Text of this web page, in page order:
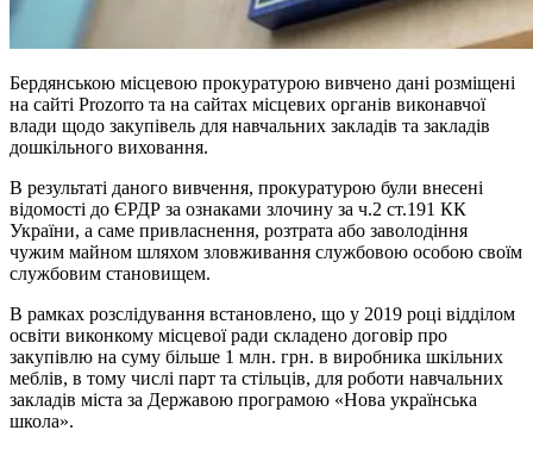
Бердянською місцевою прокуратурою вивчено дані розміщені
на сайті Prozorro та на сайтах місцевих органів виконавчої
влади щодо закупівель для навчальних закладів та закладів
дошкільного виховання.
В результаті даного вивчення, прокуратурою були внесені
відомості до ЄРДР за ознаками злочину за ч.2 ст.191 КК
України, а саме привласнення, розтрата або заволодіння
чужим майном шляхом зловживання службовою особою своїм
службовим становищем.
В рамках розслідування встановлено, що у 2019 році відділом
освіти виконкому місцевої ради складено договір про
закупівлю на суму більше 1 млн. грн. в виробника шкільних
меблів, в тому числі парт та стільців, для роботи навчальних
закладів міста за Державою програмою «Нова українська
школа».